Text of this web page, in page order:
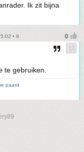
Ik zit bijna
• 6
te gebruiken.
paard